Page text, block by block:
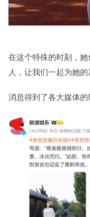
在这个特殊的时刻，
人，让我们一起为她
消息得到了各大媒体的